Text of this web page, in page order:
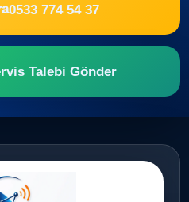
0533 774 54 37
Talebi Gönder